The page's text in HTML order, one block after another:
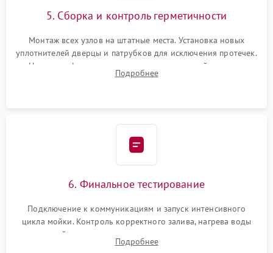
5. Сборка и контроль герметичности
Монтаж всех узлов на штатные места. Установка новых
уплотнителей дверцы и патрубков для исключения протечек.
Надежная фиксация хомутов гидравлической системы,
сборка корпуса и установка датчика поплавка.
Подробнее
6. Финальное тестирование
Подключение к коммуникациям и запуск интенсивного
цикла мойки. Контроль корректного залива, нагрева воды
до нужной температуры, отсутствия посторонних шумов,
штатного слива и абсолютной сухости в поддоне.
Подробнее